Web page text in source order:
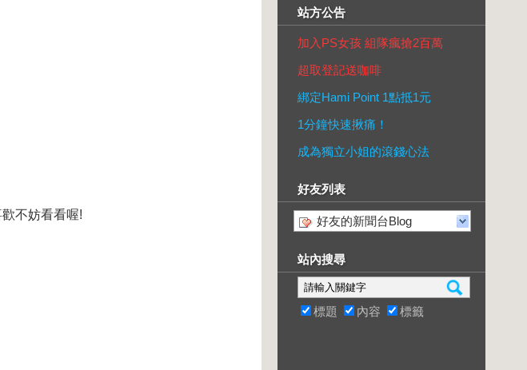
不妨看看喔!
站方公告
加入PS女孩 組隊瘋搶2百萬
超取登記送咖啡
綁定Hami Point 1點抵1元
1分鐘快速揪痛！
成為獨立小姐的滾錢心法
好友列表
好友的新聞台Blog
站內搜尋
標題 內容 標籤